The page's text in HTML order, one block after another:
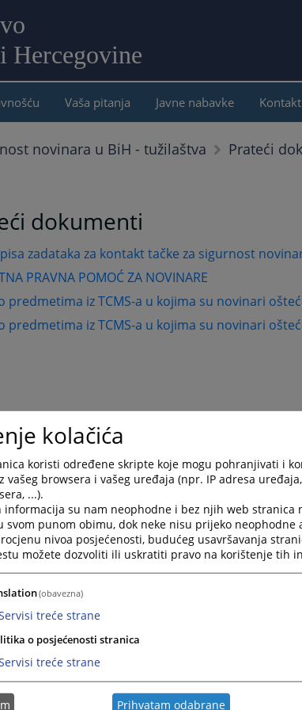
Hercegovine
sadržaj
Vaša pitanja Javne nabavke Kontakt
novinara u BiH - tužilaštva Prateći
dokumenti
zadataka za kontakt tačke za sigurnost
PRAVNA POMOĆ ZA NOVINARE
predmetima iz TCMS-a u kojima su novinari
predmetima iz TCMS-a u kojima su novinari
kolačića
koristi određene skripte koje mogu pohranjivati i
vašeg browsera i vašeg uređaja (npr. IP adresa
...).
informacija su nam neophodne i bez njih web stranica
svom punom obimu, dok neke nisu prijeko neophodne
nivoa posjećenosti, budućeg usavršavanja
možete dozvoliti ili uskratiti pravo na korištenje tih
(obavezna)
treće strane
o posjećenosti stranica
treće strane
Prihvatam odabrane